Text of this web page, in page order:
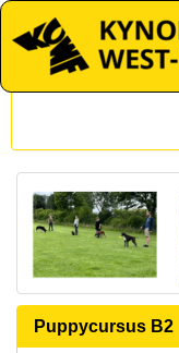
Puppycursus B2